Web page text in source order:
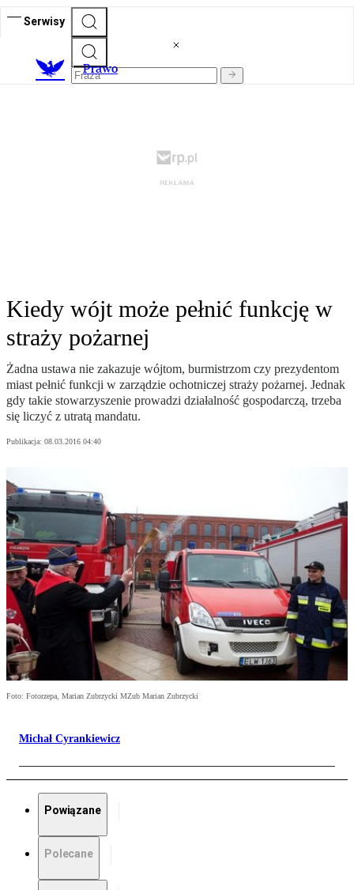
Serwisy
Prawo
Kiedy wójt może pełnić funkcję w
straży pożarnej
Żadna ustawa nie zakazuje wójtom, burmistrzom czy prezydentom
miast pełnić funkcji w zarządzie ochotniczej straży pożarnej. Jednak
gdy takie stowarzyszenie prowadzi działalność gospodarczą, trzeba
się liczyć z utratą mandatu.
Publikacja: 08.03.2016 04:40
Foto: Fotorzepa, Marian Zubrzycki MZub Marian Zubrzycki
Michał Cyrankiewicz
Powiązane
Polecane